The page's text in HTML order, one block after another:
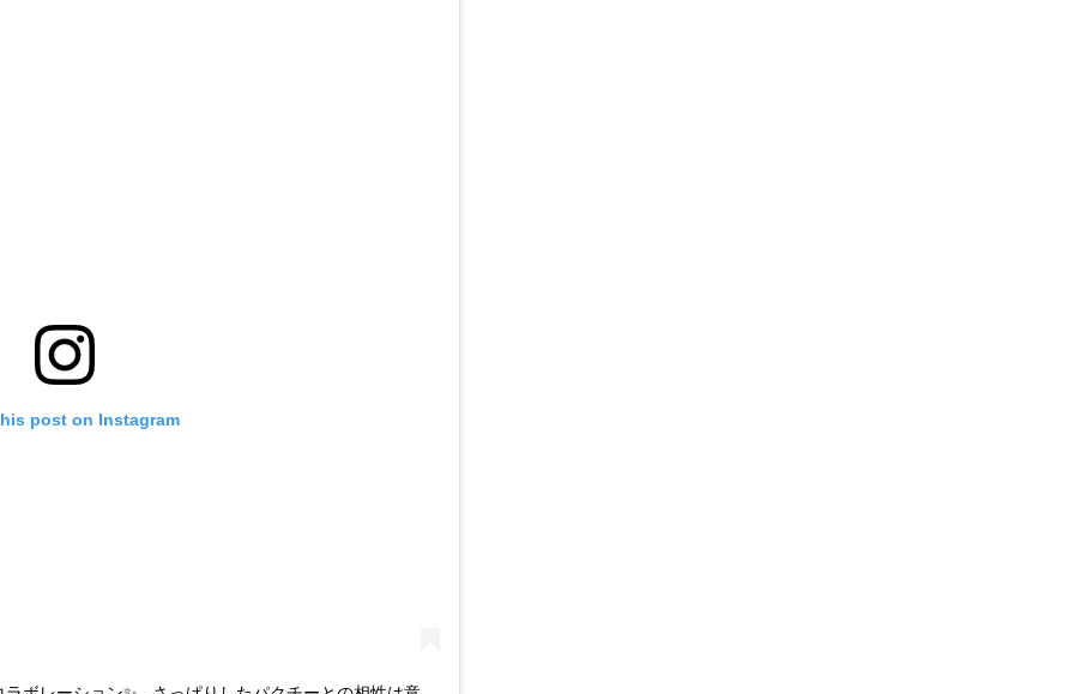
post on Instagram